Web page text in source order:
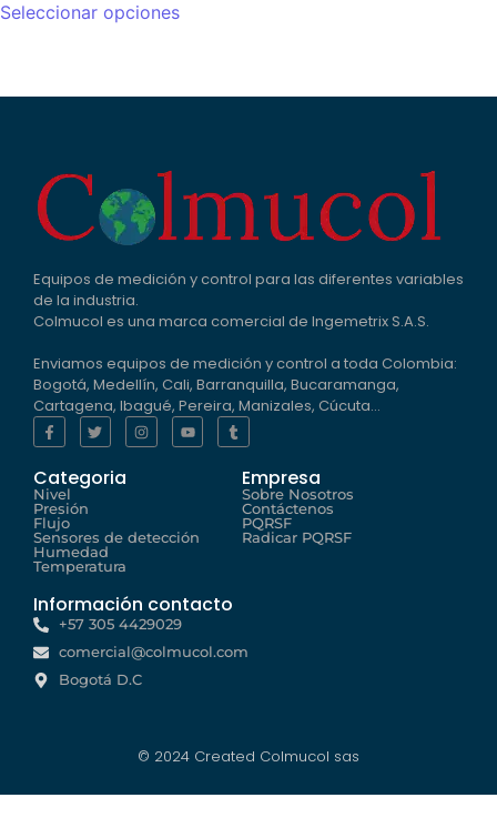
Seleccionar opciones
Equipos de medición y control para las diferentes variables
de la industria.
Colmucol es una marca comercial de Ingemetrix S.A.S.
Enviamos equipos de medición y control a toda Colombia:
Bogotá, Medellín, Cali, Barranquilla, Bucaramanga,
Cartagena, Ibagué, Pereira, Manizales, Cúcuta…
Categoria
Nivel
Presión
Flujo
Sensores de detección
Humedad
Temperatura
Empresa
Sobre Nosotros
Contáctenos
PQRSF
Radicar PQRSF
Información contacto
+57 305 4429029
comercial@colmucol.com
Bogotá D.C
© 2024 Created Colmucol sas